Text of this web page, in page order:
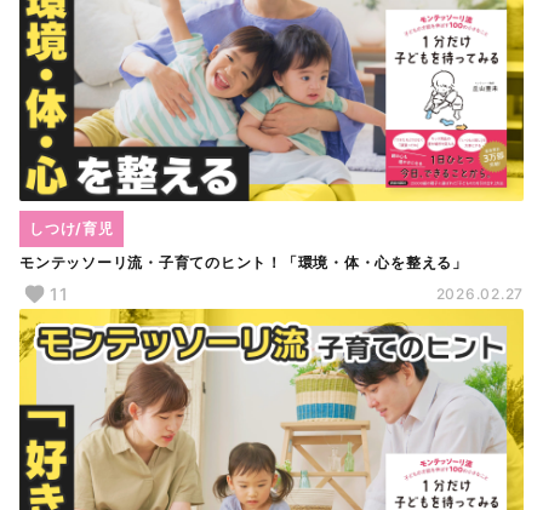
モンテッソーリ流・子育てのヒント！「環境・体・心を整える」
しつけ/育児
11 2026.02.27